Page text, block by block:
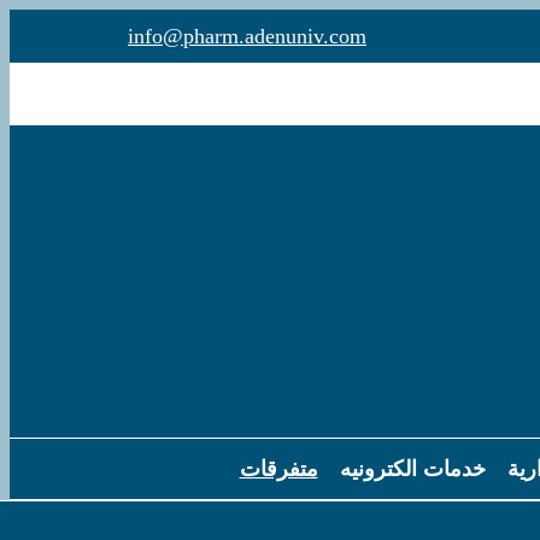
info@pharm.adenuniv.com
خدمات الكترونيه متفرقات